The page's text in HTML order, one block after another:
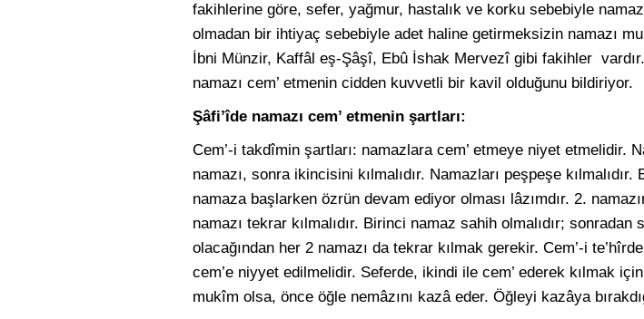
fakihlerine göre, sefer, yağmur, hastalık ve korku sebebiyle
olmadan bir ihtiyaç sebebiyle adet haline getirmeksizin namazı
İbni Münzir, Kaffâl eş-Şâşî, Ebû İshak Mervezî gibi fakihler
namazı cem’ etmenin cidden kuvvetli bir kavil olduğunu bildiriyor.
Şâfi’îde namazı cem’ etmenin şartları:
Cem’-i takdîmin şartları: namazlara cem’ etmeye niyet etmelidir.
namazı, sonra ikincisini kılmalıdır. Namazları peşpeşe
namaza başlarken özrün devam ediyor olması lâzımdır. 2.
namazı tekrar kılmalıdır. Birinci namaz sahih olmalıdır; sonradan
olacağından her 2 namazı da tekrar kılmak gerekir. Cem’-i
cem’e niyyet edilmelidir. Seferde, ikindi ile cem’ ederek kılmak
mukîm olsa, önce öğle nemâzını kazâ eder. Öğleyi kazâya